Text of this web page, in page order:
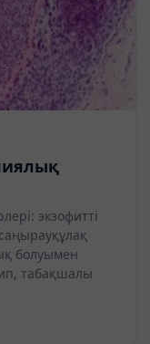
экзофитті
болуымен
табақшалы